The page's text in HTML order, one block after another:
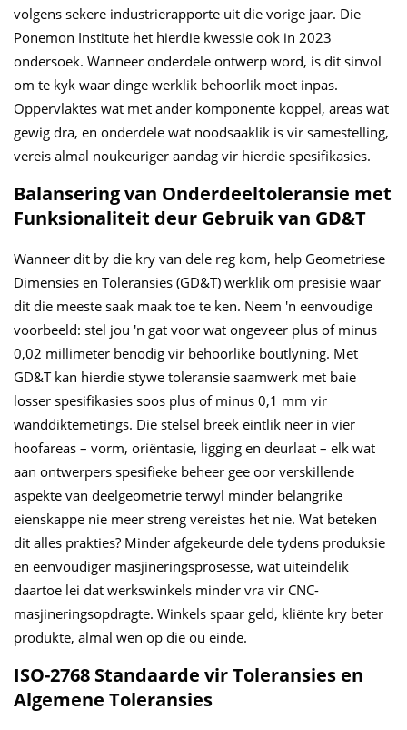
volgens sekere industrierapporte uit die vorige jaar. Die
Ponemon Institute het hierdie kwessie ook in 2023
ondersoek. Wanneer onderdele ontwerp word, is dit sinvol
om te kyk waar dinge werklik behoorlik moet inpas.
Oppervlaktes wat met ander komponente koppel, areas wat
gewig dra, en onderdele wat noodsaaklik is vir samestelling,
vereis almal noukeuriger aandag vir hierdie spesifikasies.
Balansering van Onderdeeltoleransie met
Funksionaliteit deur Gebruik van GD&T
Wanneer dit by die kry van dele reg kom, help Geometriese
Dimensies en Toleransies (GD&T) werklik om presisie waar
dit die meeste saak maak toe te ken. Neem 'n eenvoudige
voorbeeld: stel jou 'n gat voor wat ongeveer plus of minus
0,02 millimeter benodig vir behoorlike boutlyning. Met
GD&T kan hierdie stywe toleransie saamwerk met baie
losser spesifikasies soos plus of minus 0,1 mm vir
wanddiktemetings. Die stelsel breek eintlik neer in vier
hoofareas – vorm, oriëntasie, ligging en deurlaat – elk wat
aan ontwerpers spesifieke beheer gee oor verskillende
aspekte van deelgeometrie terwyl minder belangrike
eienskappe nie meer streng vereistes het nie. Wat beteken
dit alles prakties? Minder afgekeurde dele tydens produksie
en eenvoudiger masjineringsprosesse, wat uiteindelik
daartoe lei dat werkswinkels minder vra vir CNC-
masjineringsopdragte. Winkels spaar geld, kliënte kry beter
produkte, almal wen op die ou einde.
ISO-2768 Standaarde vir Toleransies en
Algemene Toleransies